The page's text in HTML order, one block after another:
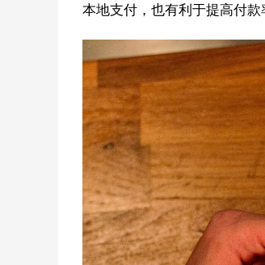
本地支付，也有利于提高付